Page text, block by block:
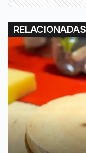
RELACIONADAS